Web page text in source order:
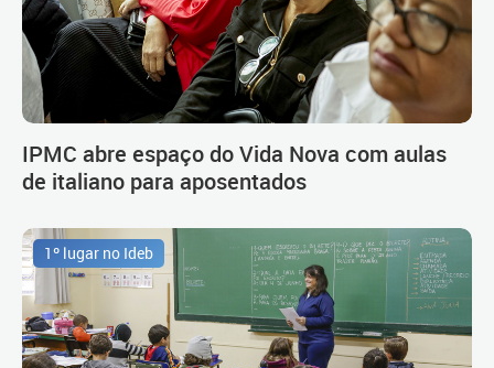
IPMC abre espaço do Vida Nova com aulas
de italiano para aposentados
1º lugar no Ideb